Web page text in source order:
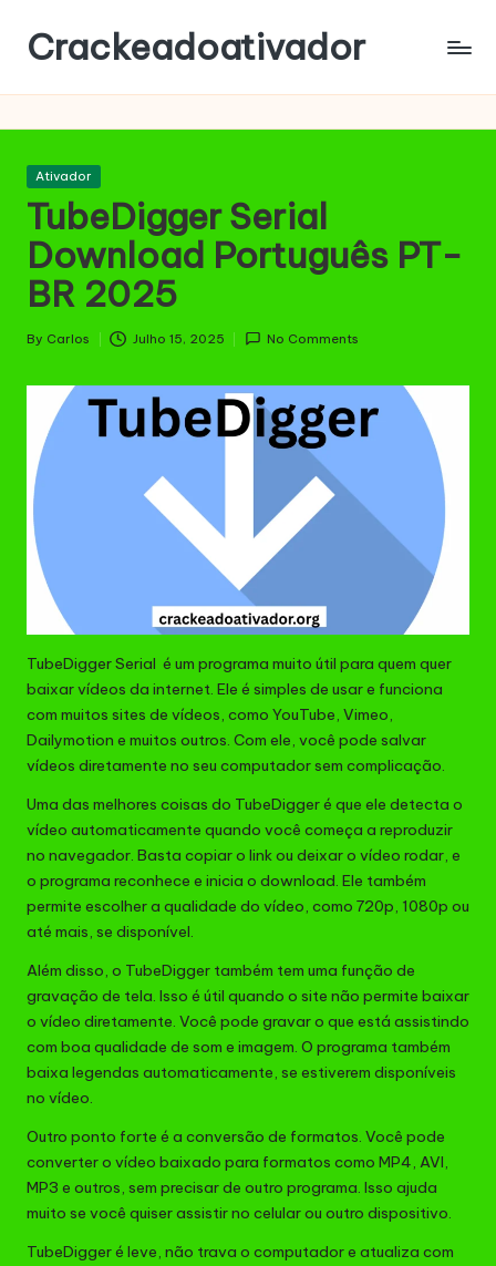
Skip
content
Crackeadoativador
Posted
Ativador
TubeDigger Serial
Download Português PT-
BR 2025
Posted
By Carlos Julho 15, 2025 No Comments
TubeDigger Serial é um programa muito útil para quem quer
baixar vídeos da internet. Ele é simples de usar e funciona
com muitos sites de vídeos, como YouTube, Vimeo,
Dailymotion e muitos outros. Com ele, você pode salvar
vídeos diretamente no seu computador sem complicação.
Uma das melhores coisas do TubeDigger é que ele detecta o
vídeo automaticamente quando você começa a reproduzir
no navegador. Basta copiar o link ou deixar o vídeo rodar, e
o programa reconhece e inicia o download. Ele também
permite escolher a qualidade do vídeo, como 720p, 1080p ou
até mais, se disponível.
Além disso, o TubeDigger também tem uma função de
gravação de tela. Isso é útil quando o site não permite baixar
o vídeo diretamente. Você pode gravar o que está assistindo
com boa qualidade de som e imagem. O programa também
baixa legendas automaticamente, se estiverem disponíveis
no vídeo.
Outro ponto forte é a conversão de formatos. Você pode
converter o vídeo baixado para formatos como MP4, AVI,
MP3 e outros, sem precisar de outro programa. Isso ajuda
muito se você quiser assistir no celular ou outro dispositivo.
TubeDigger é leve, não trava o computador e atualiza com